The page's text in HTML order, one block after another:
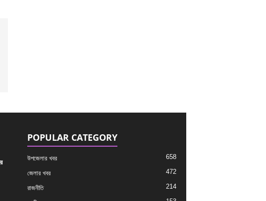
POPULAR CATEGORY
উপজেলার খবর 658
জেলার খবর 472
রাজনীতি 214